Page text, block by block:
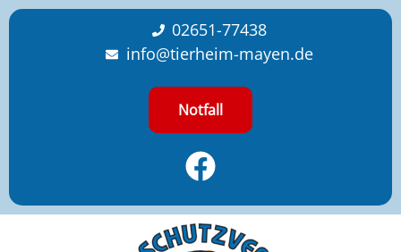
content
02651-77438
info@tierheim-mayen.de
Notfall